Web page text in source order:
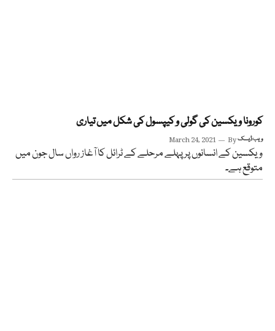
کورونا ویکسین کی گولی و کیپسول کی شکل میں تیاری
March 24, 2021 Byویب ڈیسک
ویکسین کے انسانوں پر پہلے مرحلے کے ٹرائل کا آغاز رواں سال جون میں
متوقع ہے۔